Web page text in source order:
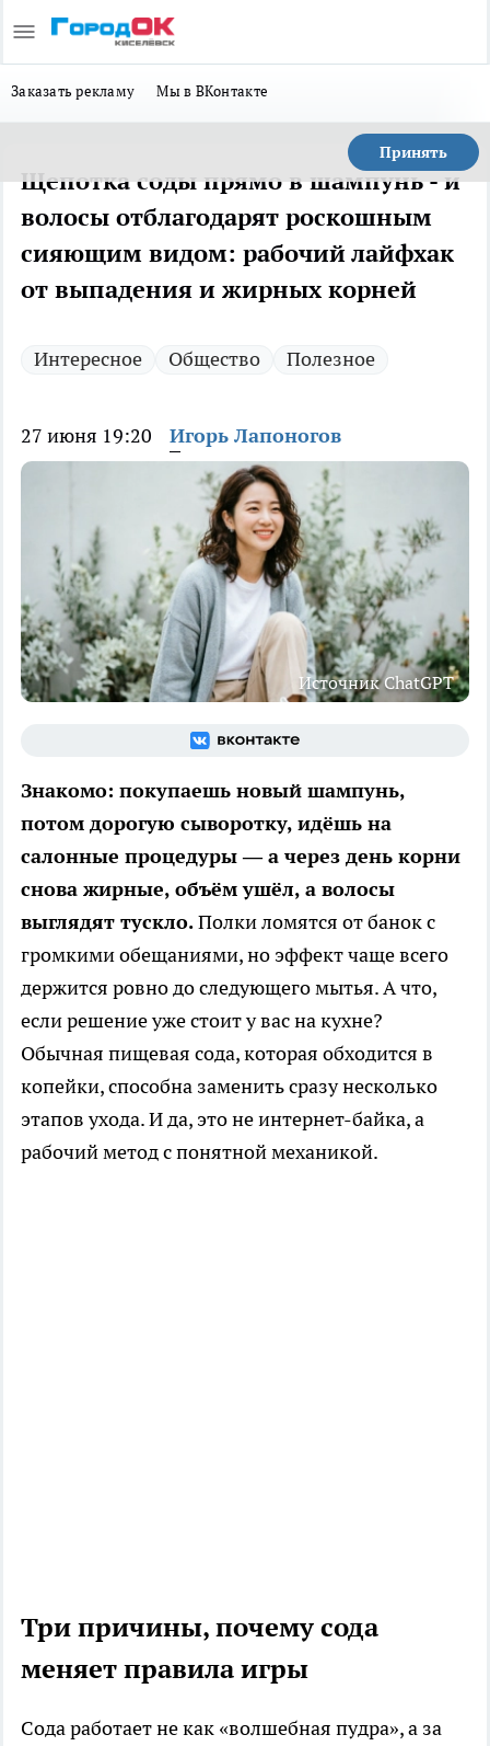
Заказать рекламу Мы в ВКонтакте
Принять
Щепотка соды прямо в шампунь - и
волосы отблагодарят роскошным
сияющим видом: рабочий лайфхак
от выпадения и жирных корней
Интересное Общество Полезное
27 июня 19:20 Игорь Лапоногов
Источник ChatGPT
Знакомо: покупаешь новый шампунь,
потом дорогую сыворотку, идёшь на
салонные процедуры — а через день корни
снова жирные, объём ушёл, а волосы
выглядят тускло.Полки ломятся от банок с
громкими обещаниями, но эффект чаще всего
держится ровно до следующего мытья. А что,
если решение уже стоит у вас на кухне?
Обычная пищевая сода, которая обходится в
копейки, способна заменить сразу несколько
этапов ухода. И да, это не интернет-байка, а
рабочий метод с понятной механикой.
Три причины, почему сода
меняет правила игры
Сода работает не как «волшебная пудра», а за